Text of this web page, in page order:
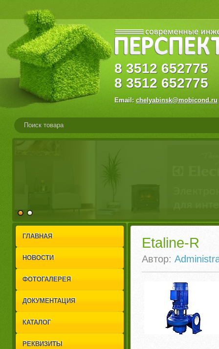
8 3512
8 3512 652775
Email: chelyabinsk@mobicond.ru
1
2
ГЛАВНАЯ
НОВОСТИ
ФОТОГАЛЕРЕЯ
ДОКУМЕНТАЦИЯ
КАТАЛОГ
РЕКВИЗИТЫ
Etaline-R
Автор: